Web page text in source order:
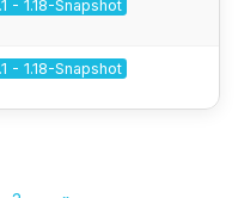
- 1.18-Snapshot
- 1.18-Snapshot